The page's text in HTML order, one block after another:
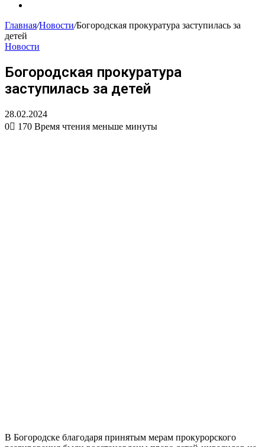
Главная/Новости/Богородская прокуратура заступилась за
детей
Новости
Богородская прокуратура
заступилась за детей
28.02.2024
0
170 Время чтения меньше минуты
В Богородске благодаря принятым мерам прокурорского